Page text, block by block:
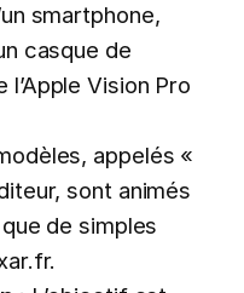
smartphone,
casque de
Vision Pro
appelés «
sont animés
de simples